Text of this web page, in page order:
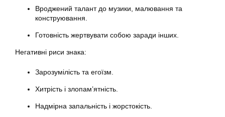
Вроджений талант до музики, малювання та
конструювання.
Готовність жертвувати собою заради інших.
Негативні риси знака:
Зарозумілість та егоїзм.
Хитрість і злопам’ятність.
Надмірна запальність і жорстокість.